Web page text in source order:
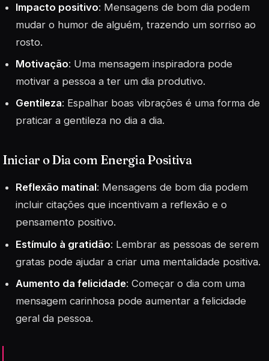
Impacto positivo: Mensagens de bom dia podem
mudar o humor de alguém, trazendo um sorriso ao
rosto.
Motivação: Uma mensagem inspiradora pode
motivar a pessoa a ter um dia produtivo.
Gentileza: Espalhar boas vibrações é uma forma de
praticar a gentileza no dia a dia.
Iniciar o Dia com Energia Positiva
Reflexão matinal: Mensagens de bom dia podem
incluir citações que incentivam a reflexão e o
pensamento positivo.
Estímulo à gratidão: Lembrar as pessoas de serem
gratas pode ajudar a criar uma mentalidade positiva.
Aumento da felicidade: Começar o dia com uma
mensagem carinhosa pode aumentar a felicidade
geral da pessoa.